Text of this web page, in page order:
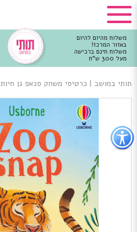
כפתור
לפתיחת
תפריט
נגישות
משלוח מהיום להיום
באזור המרכז!
משלוח חינם ברכישה
מעל 300 ש"ח
מרכזי
תותי במושב | כרטיסי משחק סנאפ גן חיות Zoo Snap